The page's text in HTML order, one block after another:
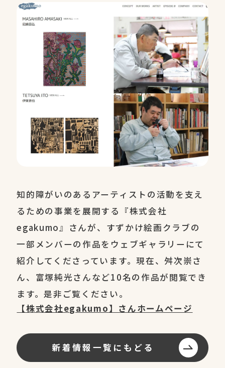
知的障がいのあるアーティストの活動を支え
るための事業を展開する『株式会社
egakumo』さんが、すずかけ絵画クラブの
一部メンバーの作品をウェブギャラリーにて
紹介してくださっています。現在、舛次崇さ
ん、富塚純光さんなど10名の作品が閲覧でき
ます。是非ご覧ください。
【株式会社egakumo】さんホームページ
新着情報一覧にもどる